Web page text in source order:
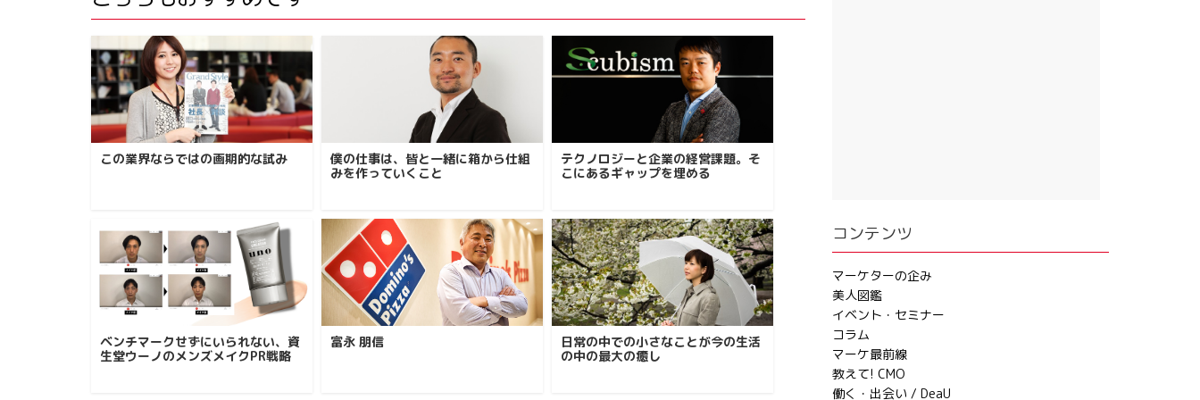
この業界ならではの画期的な試み
僕の仕事は、皆と一緒に箱から仕組
みを作っていくこと
テクノロジーと企業の経営課題。そ
こにあるギャップを埋める
ベンチマークせずにいられない、資
生堂ウーノのメンズメイクPR戦略
富永 朋信
日常の中での小さなことが今の生活
の中の最大の癒し
コンテンツ
マーケターの企み
美人図鑑
イベント・セミナー
コラム
マーケ最前線
教えて! CMO
働く・出会い / DeaU